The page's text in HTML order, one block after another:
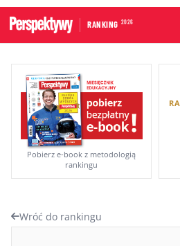
RANKING 2026
STRONA
UCZELNIE
UCZELNIE
RANKINGI WG
RANKINGI WG GRUP
Pobierz e-book z metodologią
rankingu
Wróć do rankingu